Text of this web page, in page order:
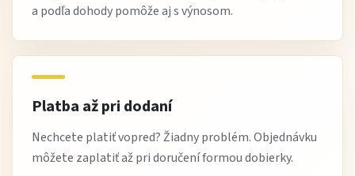
Výhody nákupu na Žltej Hale
štýlové vitríny do moderných interiérov
praktické kombinácie úložného a dekoračného
výborný pomer cena / dizajn
a podľa dohody pomôže aj s výnosom.
Platba až pri dodaní
Nechcete platiť vopred? Žiadny problém. Objednávku
môžete zaplatiť až pri doručení formou dobierky.